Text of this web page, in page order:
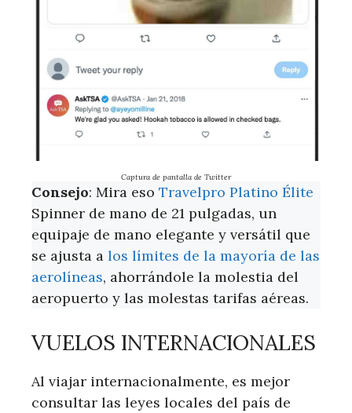
Captura de pantalla de Twitter
Consejo: Mira eso Travelpro Platino Élite
Spinner de mano de 21 pulgadas, un
equipaje de mano elegante y versátil que
se ajusta a los límites de la mayoría de las
aerolíneas, ahorrándole la molestia del
aeropuerto y las molestas tarifas aéreas.
VUELOS INTERNACIONALES
Al viajar internacionalmente, es mejor
consultar las leyes locales del país de